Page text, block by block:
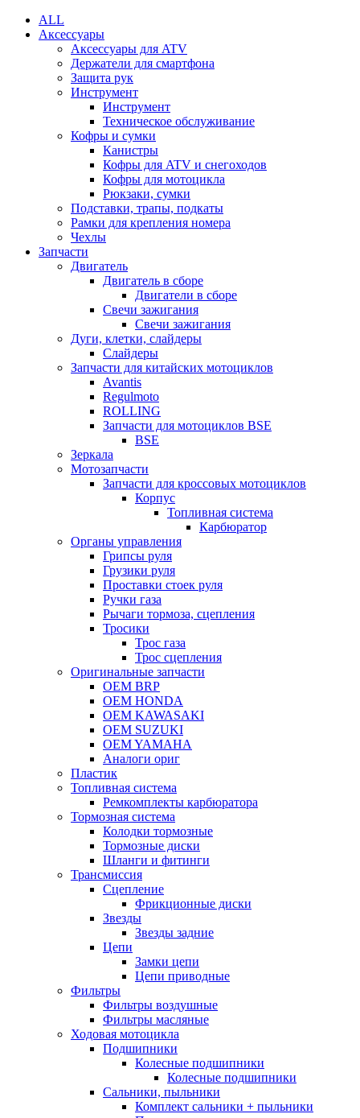
ALL
Аксессуары
Аксессуары для ATV
Держатели для смартфона
Защита рук
Инструмент
Инструмент
Техническое обслуживание
Кофры и сумки
Канистры
Кофры для ATV и снегоходов
Кофры для мотоцикла
Рюкзаки, сумки
Подставки, трапы, подкаты
Рамки для крепления номера
Чехлы
Запчасти
Двигатель
Двигатель в сборе
Двигатели в сборе
Свечи зажигания
Свечи зажигания
Дуги, клетки, слайдеры
Слайдеры
Запчасти для китайских мотоциклов
Avantis
Regulmoto
ROLLING
Запчасти для мотоциклов BSE
BSE
Зеркала
Мотозапчасти
Запчасти для кроссовых мотоциклов
Корпус
Топливная система
Карбюратор
Органы управления
Грипсы руля
Грузики руля
Проставки стоек руля
Ручки газа
Рычаги тормоза, сцепления
Тросики
Трос газа
Трос сцепления
Оригинальные запчасти
OEM BRP
OEM HONDA
OEM KAWASAKI
OEM SUZUKI
OEM YAMAHA
Аналоги ориг
Пластик
Топливная система
Ремкомплекты карбюратора
Тормозная система
Колодки тормозные
Тормозные диски
Шланги и фитинги
Трансмиссия
Cцепление
Фрикционные диски
Звезды
Звезды задние
Цепи
Замки цепи
Цепи приводные
Фильтры
Фильтры воздушные
Фильтры масляные
Ходовая мотоцикла
Подшипники
Колесные подшипники
Колесные подшипники
Сальники, пыльники
Комплект сальники + пыльники